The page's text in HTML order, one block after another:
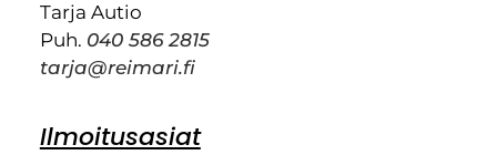
Tarja Autio
Puh. 040 586 2815
tarja@reimari.fi
Ilmoitusasiat